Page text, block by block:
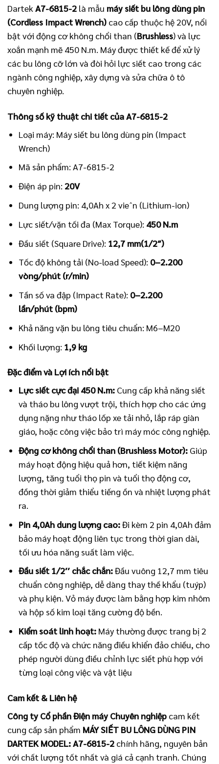
Dartek A7-6815-2 là mẫu máy siết bu lông dùng pin
(Cordless Impact Wrench) cao cấp thuộc hệ20V, nổi
bật với động cơ không chổi than (Brushless) và lực
xoắn mạnh mẽ 450 N.m. Máy được thiết kế để xử lý
các bu lông cỡ lớn và đòi hỏi lực siết cao trong các
ngành công nghiệp, xây dựng và sửa chữa ô tô
chuyên nghiệp.
Thông số kỹ thuật chi tiết của A7-6815-2
Loại máy: Máy siết bu lông dùng pin (Impact
Wrench)
Mã sản phẩm: A7-6815-2
Điện áp pin:20V
Dung lượng pin: 4,0Ah x 2 vieˆn (Lithium-ion)
Lực siết/vặn tối đa (Max Torque): 450N.m
Đầu siết (Square Drive): 12,7 mm(1/2″)
Tốc độ không tải (No-load Speed): 0−2.200
vòng/phút (r/min)
Tần số va đập (Impact Rate): 0−2.200
lần/phút (bpm)
Khả năng vặn bu lông tiêu chuẩn: M6−M20
Khối lượng: 1,9 kg
Đặc điểm và Lợi ích nổi bật
Lực siết cực đại 450N.m: Cung cấp khả năng siết
và tháo bu lông vượt trội, thích hợp cho các ứng
dụng nặng như tháo lốp xe tải nhỏ, lắp ráp giàn
giáo, hoặc công việc bảo trì máy móc công nghiệp.
Động cơ không chổi than (Brushless Motor): Giúp
máy hoạt động hiệu quả hơn, tiết kiệm năng
lượng, tăng tuổi thọ pin và tuổi thọ động cơ,
đồng thời giảm thiểu tiếng ồn và nhiệt lượng phát
ra.
Pin 4,0Ah dung lượng cao:Đi kèm2 pin 4,0Ah đảm
bảo máy hoạt động liên tục trong thời gian dài,
tối ưu hóa năng suất làm việc.
Đầu siết 1/2′′ chắc chắn:Đầu vuông 12,7 mm tiêu
chuẩn công nghiệp, dễ dàng thay thế khẩu (tuýp)
và phụ kiện. Vỏ máy được làm bằng hợp kim nhôm
và hộp số kim loại tăng cường độ bền.
Kiểm soát linh hoạt: Máy thường được trang bị 2
cấp tốc độ và chức năng điều khiển đảo chiều, cho
phép người dùng điều chỉnh lực siết phù hợp với
từng loại công việc và vật liệu
Cam kết & Liên hệ
Công ty Cổ phần Điện máy Chuyên nghiệp cam kết
cung cấp sản phẩm MÁY SIẾT BU LÔNG DÙNG PIN
DARTEK MODEL: A7-6815-2 chính hãng, nguyên bản
với chất lượng tốt nhất và giá cả cạnh tranh. Chúng